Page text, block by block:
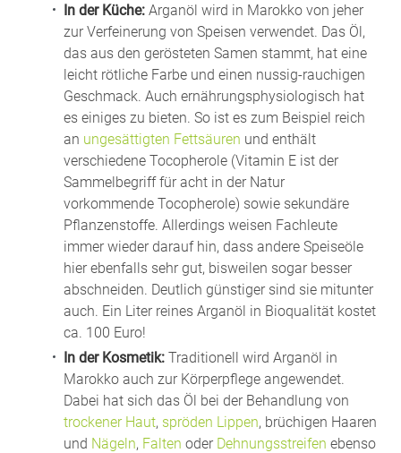
In der Küche: Arganöl wird in Marokko von jeher
zur Verfeinerung von Speisen verwendet. Das Öl,
das aus den gerösteten Samen stammt, hat eine
leicht rötliche Farbe und einen nussig-rauchigen
Geschmack. Auch ernährungsphysiologisch hat
es einiges zu bieten. So ist es zum Beispiel reich
an ungesättigten Fettsäuren und enthält
verschiedene Tocopherole (Vitamin E ist der
Sammelbegriff für acht in der Natur
vorkommende Tocopherole) sowie sekundäre
Pflanzenstoffe. Allerdings weisen Fachleute
immer wieder darauf hin, dass andere Speiseöle
hier ebenfalls sehr gut, bisweilen sogar besser
abschneiden. Deutlich günstiger sind sie mitunter
auch. Ein Liter reines Arganöl in Bioqualität kostet
ca. 100 Euro!
In der Kosmetik: Traditionell wird Arganöl in
Marokko auch zur Körperpflege angewendet.
Dabei hat sich das Öl bei der Behandlung von
trockener Haut, spröden Lippen, brüchigen Haaren
und Nägeln, Falten oder Dehnungsstreifen ebenso